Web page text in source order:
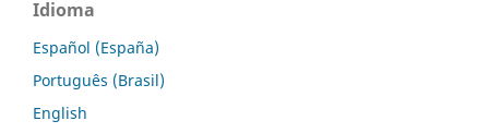
Idioma
Español (España)
Português (Brasil)
English